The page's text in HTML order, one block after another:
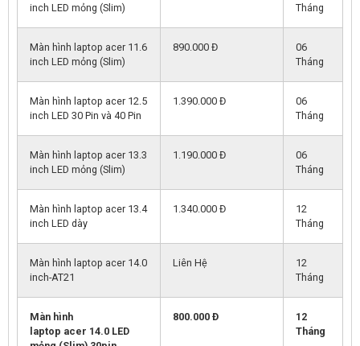
inch LED mỏng (Slim)
Tháng
Màn hình laptop acer 11.6
inch LED mỏng (Slim)
890.000 Đ
06
Tháng
Màn hình laptop acer 12.5
inch LED 30 Pin và 40 Pin
1.390.000 Đ
06
Tháng
Màn hình laptop acer 13.3
inch LED mỏng (Slim)
1.190.000 Đ
06
Tháng
Màn hình laptop acer 13.4
inch LED dày
1.340.000 Đ
12
Tháng
Màn hình laptop acer 14.0
inch-AT21
Liên Hệ
12
Tháng
Màn hình
laptop acer 14.0 LED
800.000 Đ
12
Tháng